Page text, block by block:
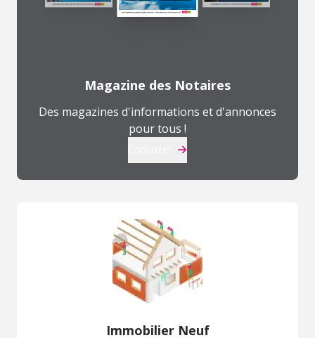
Magazine des Notaires
Des magazines d'informations et d'annonces
pour tous !
Immobilier Neuf